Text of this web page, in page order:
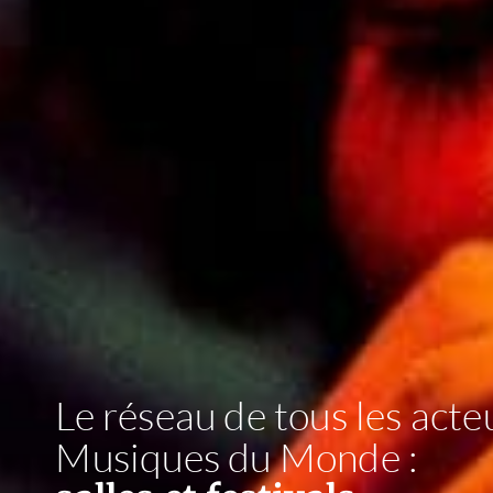
Le réseau de tous les
Musiques du Monde :